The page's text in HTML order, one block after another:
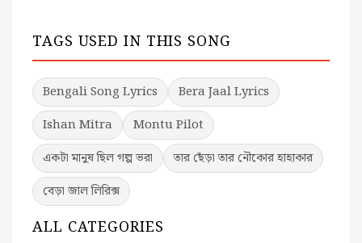
TAGS USED IN THIS SONG
Bengali Song Lyrics
Bera Jaal Lyrics
Ishan Mitra
Montu Pilot
একটা মানুষ ছিল গল্প ভরা
তার ছেঁড়া তার নৌকোর হাহাকার
বেড়া জাল লিরিক্স
ALL CATEGORIES